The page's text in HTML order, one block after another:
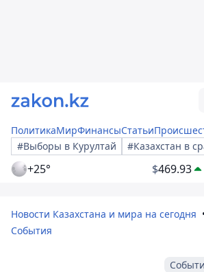
ПолитикаМирФинансыСтатьи
#Выборы в Курултай
#Казахстан в
+25° $469.93
Новости Казахстана и мира на сегодня
События